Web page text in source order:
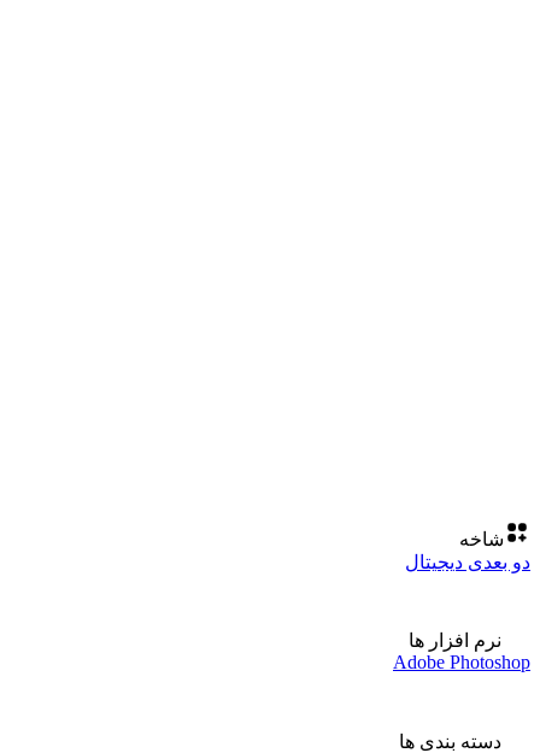
شاخه
دو بعدی دیجیتال
نرم افزار ها
Adobe Photoshop
دسته بندی ها